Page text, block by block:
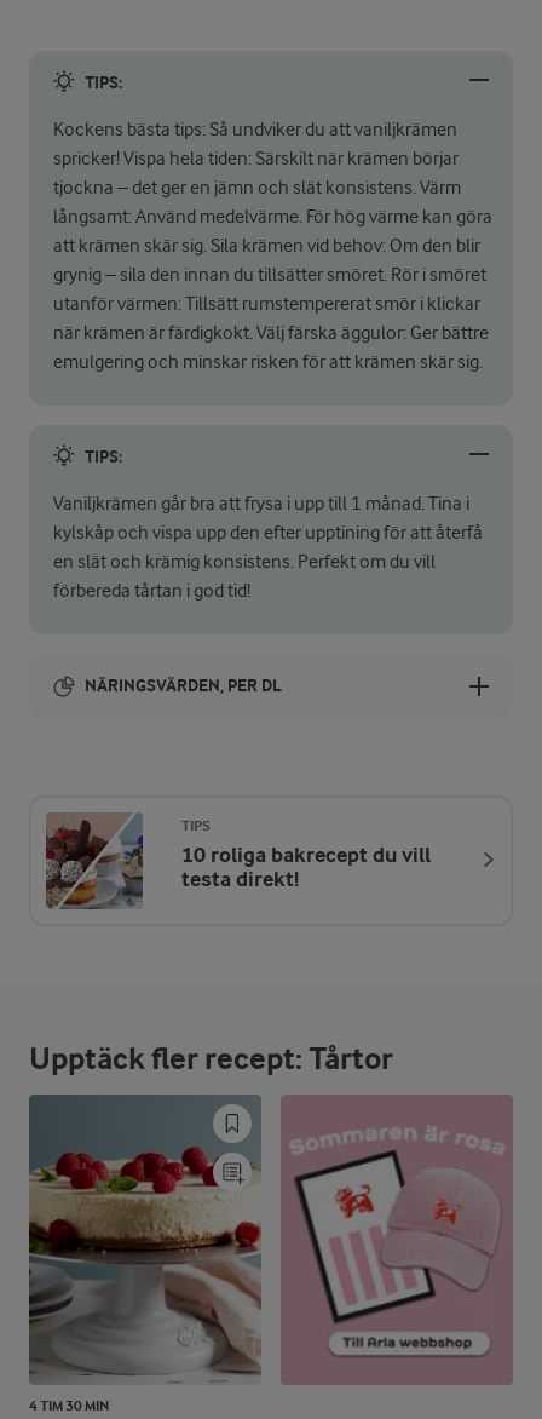
TIPS:
Kockens bästa tips: Så undviker du att vaniljkrämen
spricker! Vispa hela tiden: Särskilt när krämen börjar
tjockna – det ger en jämn och slät konsistens. Värm
långsamt: Använd medelvärme. För hög värme kan göra
att krämen skär sig. Sila krämen vid behov: Om den blir
grynig – sila den innan du tillsätter smöret. Rör i smöret
utanför värmen: Tillsätt rumstempererat smör i klickar
när krämen är färdigkokt. Välj färska äggulor: Ger bättre
emulgering och minskar risken för att krämen skär sig.
TIPS:
Vaniljkrämen går bra att frysa i upp till 1 månad. Tina i
kylskåp och vispa upp den efter upptining för att återfå
en slät och krämig konsistens. Perfekt om du vill
förbereda tårtan i god tid!
NÄRINGSVÄRDEN, PER DL
ENERGIDISTRIBUTION %
NÄRINGSVÄRDEN PER DL
Fett:
54,2 %
20,6 g
TIPS
10 roliga bakrecept du vill
testa direkt!
Upptäck fler recept: Tårtor
4 TIM 30 MIN